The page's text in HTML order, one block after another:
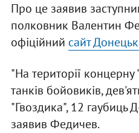
Про це заявив
полковник Валентин
офіційний сайт
"На території концерну
танків бойовиків,
"Гвоздика", 12 гаубиць
заявив Федичев.